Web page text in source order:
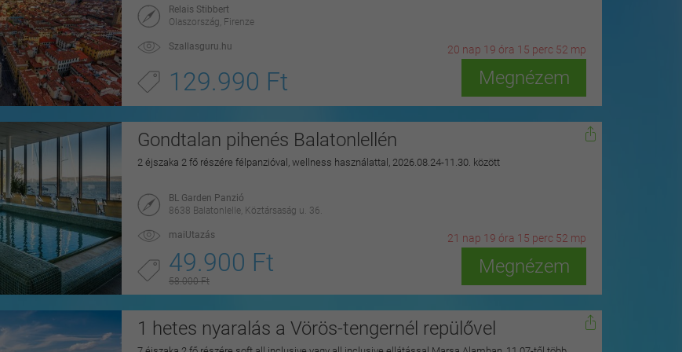
Relais Stibbert
Olaszország, Firenze
Szallasguru.hu 20 nap 19 óra 15 perc 51 mp
129.990 Ft Megnézem
Gondtalan pihenés Balatonlellén
2 éjszaka 2 fő részére félpanzióval, wellness használattal, 2026.08.24-11.30. között
BL Garden Panzió
8638 Balatonlelle, Köztársaság u. 36.
maiUtazás 21 nap 19 óra 15 perc 51 mp
49.900 Ft
58.000 Ft
Megnézem
1 hetes nyaralás a Vörös-tengernél repülővel